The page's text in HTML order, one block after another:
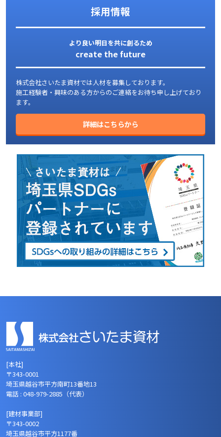
採用情報
より良い明日を共に創るため
create the future
株式会社さいたま資材では人材を募集しております。
施工経験者・興味のある方からのご連絡をお待ち申し上げており
ます。
詳細はこちらから
[本社]
〒343-0001
埼玉県越谷市平方南町13番地13
電話 : 048-979-2885（代表）
[建材事業部]
〒343-0002
埼玉県越谷市平方1177番